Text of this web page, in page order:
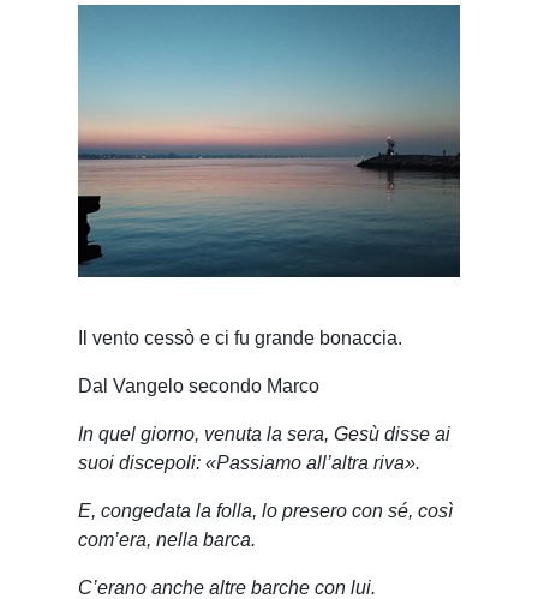
Il vento cessò e ci fu grande bonaccia.
Dal Vangelo secondo Marco
In quel giorno, venuta la sera, Gesù disse ai
suoi discepoli: «Passiamo all’altra riva».
E, congedata la folla, lo presero con sé, così
com’era, nella barca.
C’erano anche altre barche con lui.